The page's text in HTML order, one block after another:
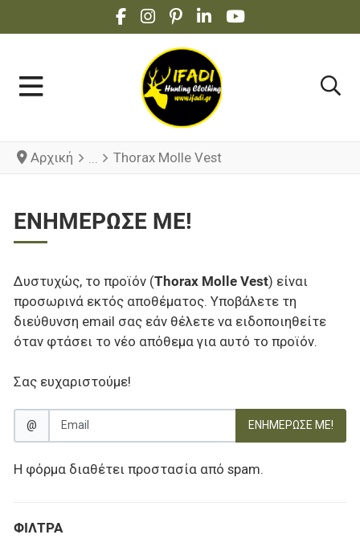
FACEBOOK SOCIAL LINK
INSTAGRAM SOCIAL LINK
PINTEREST SOCIAL LINK
LINKEDIN SOCIAL LINK
YOUTUBE SOCIAL
Αρχική Thorax Molle Vest
ΦΊΛΤΡΑ
ΕΝΗΜΈΡΩΣΕ ΜΕ!
Δυστυχώς, το προϊόν (Thorax Molle Vest) είναι
προσωρινά εκτός αποθέματος. Υποβάλετε τη
διεύθυνση email σας εάν θέλετε να ειδοποιηθείτε
όταν φτάσει το νέο απόθεμα για αυτό το προϊόν.
Σας ευχαριστούμε!
@ ΕΝΗΜΈΡΩΣΕ ΜΕ!
Η φόρμα διαθέτει προστασία από spam.